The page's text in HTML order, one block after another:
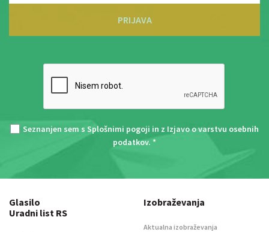
PRIJAVA
Seznanjen sem s Splošnimi pogoji in z Izjavo o varstvu osebnih
podatkov. *
Glasilo
Uradni list RS
Izobraževanja
Aktualna izobraževanja